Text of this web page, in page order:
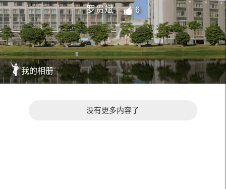
罗贵斌 6
我的相册
没有更多内容了